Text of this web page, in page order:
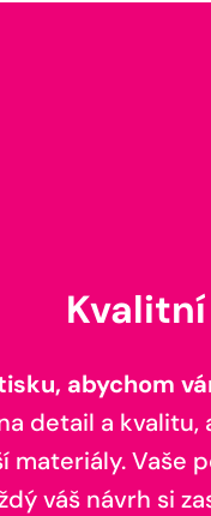
abychom
detail a
materiály.
váš návrh si